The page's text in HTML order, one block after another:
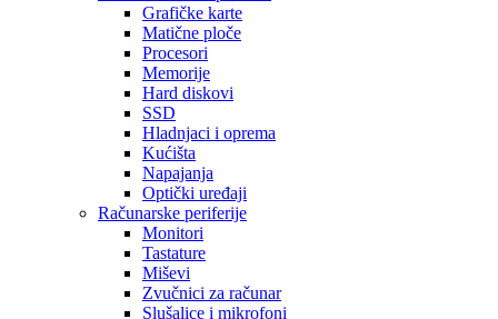
Grafičke karte
Matične ploče
Procesori
Memorije
Hard diskovi
SSD
Hladnjaci i oprema
Kućišta
Napajanja
Optički uređaji
Računarske periferije
Monitori
Tastature
Miševi
Zvučnici za računar
Slušalice i mikrofoni